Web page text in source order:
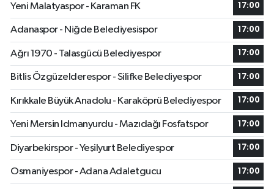
Yeni Malatyaspor - Karaman FK
17:00
Adanaspor - Niğde Belediyesispor 17:00
Ağrı 1970 - Talasgücü Belediyespor 17:00
Bitlis Özgüzelderespor - Silifke Belediyespor 17:00
Kırıkkale Büyük Anadolu - Karaköprü Belediyespor 17:00
Yeni Mersin Idmanyurdu - Mazıdağı Fosfatspor 17:00
Diyarbekirspor - Yeşilyurt Belediyespor 17:00
Osmaniyespor - Adana Adaletgucu 17:00